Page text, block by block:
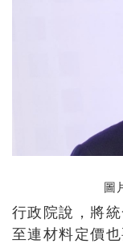
圖
行政院說，將
至連材料定價